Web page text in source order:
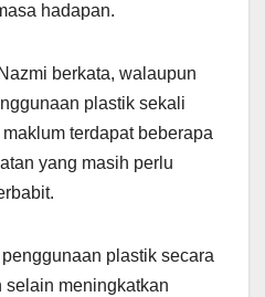
hadapan.
berkata, walaupun
plastik sekali
terdapat beberapa
yang masih perlu
plastik secara
selain meningkatkan